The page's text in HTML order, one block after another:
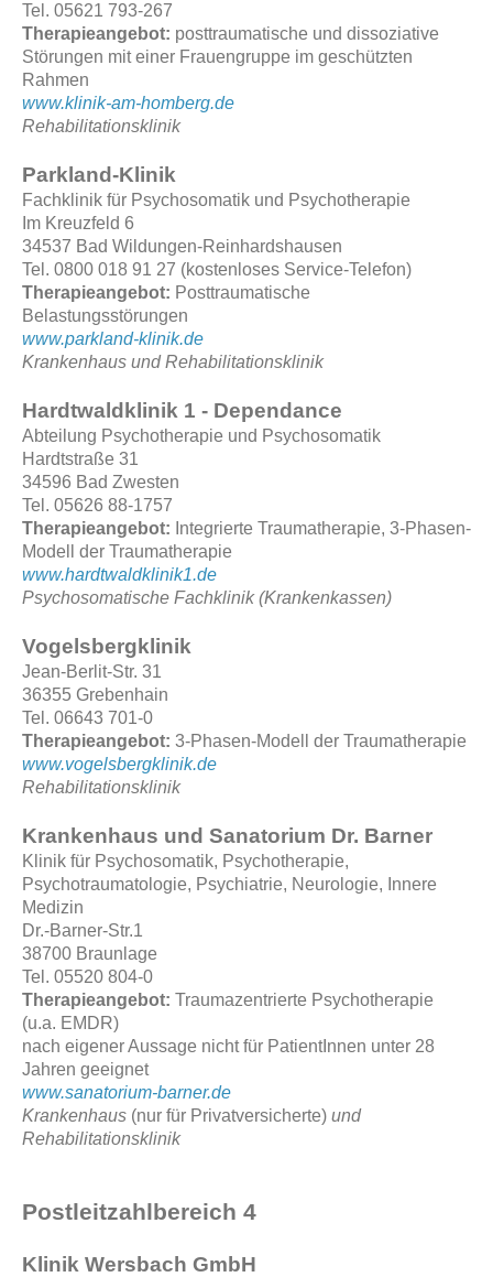
Tel. 05621 793-267
Therapieangebot: posttraumatische und dissoziative
Störungen mit einer Frauengruppe im geschützten
Rahmen
www.klinik-am-homberg.de
Rehabilitationsklinik
Parkland-Klinik
Fachklinik für Psychosomatik und Psychotherapie
Im Kreuzfeld 6
34537 Bad Wildungen-Reinhardshausen
Tel. 0800 018 91 27 (kostenloses Service-Telefon)
Therapieangebot: Posttraumatische
Belastungsstörungen
www.parkland-klinik.de
Krankenhaus und Rehabilitationsklinik
Hardtwaldklinik 1 - Dependance
Abteilung Psychotherapie und Psychosomatik
Hardtstraße 31
34596 Bad Zwesten
Tel. 05626 88-1757
Therapieangebot: Integrierte Traumatherapie, 3-Phasen-
Modell der Traumatherapie
www.hardtwaldklinik1.de
Psychosomatische Fachklinik (Krankenkassen)
Vogelsbergklinik
Jean-Berlit-Str. 31
36355 Grebenhain
Tel. 06643 701-0
Therapieangebot: 3-Phasen-Modell der Traumatherapie
www.vogelsbergklinik.de
Rehabilitationsklinik
Krankenhaus und Sanatorium Dr. Barner
Klinik für Psychosomatik, Psychotherapie,
Psychotraumatologie, Psychiatrie, Neurologie, Innere
Medizin
Dr.-Barner-Str.1
38700 Braunlage
Tel. 05520 804-0
Therapieangebot: Traumazentrierte Psychotherapie
(u.a. EMDR)
nach eigener Aussage nicht für PatientInnen unter 28
Jahren geeignet
www.sanatorium-barner.de
Krankenhaus (nur für Privatversicherte) und
Rehabilitationsklinik
Postleitzahlbereich 4
Klinik Wersbach GmbH